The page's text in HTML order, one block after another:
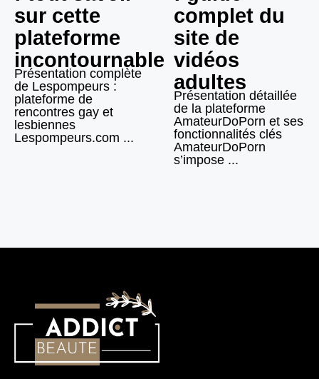
sur cette
plateforme
incontournable
Présentation complète
de Lespompeurs :
plateforme de
rencontres gay et
lesbiennes
Lespompeurs.com ...
complet du
site de
vidéos
adultes
Présentation détaillée
de la plateforme
AmateurDoPorn et ses
fonctionnalités clés
AmateurDoPorn
s’impose ...